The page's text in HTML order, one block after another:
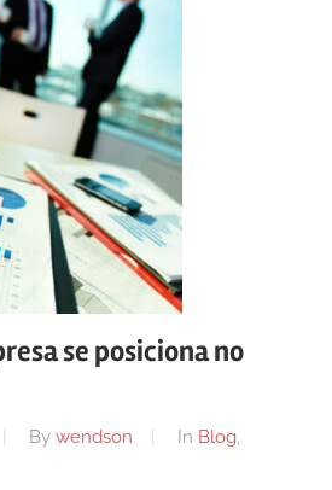
se posiciona no
By wendson In Blog,